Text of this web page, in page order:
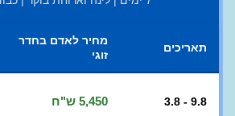
תאריכים
מחיר לאדם בחדר
זוגי
3.8 - 9.8 5,450 ש"ח